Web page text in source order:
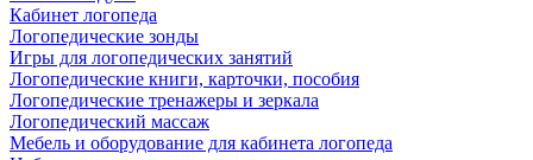
Кабинет логопеда
Логопедические зонды
Игры для логопедических занятий
Логопедические книги, карточки, пособия
Логопедические тренажеры и зеркала
Логопедический массаж
Мебель и оборудование для кабинета логопеда